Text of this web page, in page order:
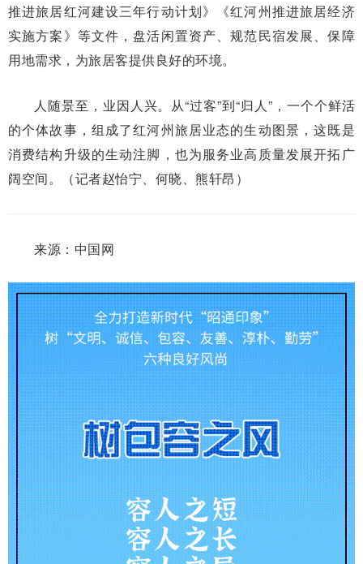
推进旅居红河建设三年行动计划》《红河州推进旅居经济
实施方案》等文件，盘活闲置资产、规范民宿发展、保障
用地需求，为旅居客提供良好的环境。
人随景至，业因人兴。从“过客”到“归人”，一个个鲜活
的个体故事，组成了红河州旅居业态的生动图景，这既是
消费结构升级的生动注脚，也为服务业高质量发展开拓广
阔空间。（记者赵怡宁、何晓、熊轩昂）
来源：中国网